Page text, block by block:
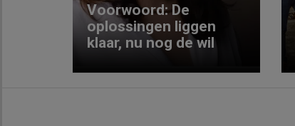
Voorwoord: De
oplossingen liggen
klaar, nu nog de wil